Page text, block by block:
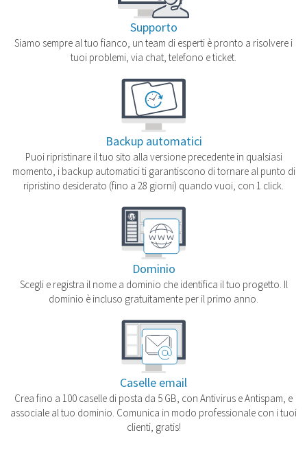
Supporto
Siamo sempre al tuo fianco, un team di esperti è pronto a risolvere i
tuoi problemi, via chat, telefono e ticket.
Backup automatici
Puoi ripristinare il tuo sito alla versione precedente in qualsiasi
momento, i backup automatici ti garantiscono di tornare al punto di
ripristino desiderato (fino a 28 giorni) quando vuoi, con 1 click.
Dominio
Scegli e registra il nome a dominio che identifica il tuo progetto. Il
dominio è incluso gratuitamente per il primo anno.
Caselle email
Crea fino a 100 caselle di posta da 5 GB, con Antivirus e Antispam, e
associale al tuo dominio. Comunica in modo professionale con i tuoi
clienti, gratis!